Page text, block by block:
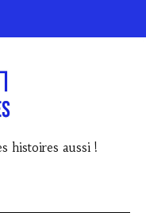
histoires aussi !